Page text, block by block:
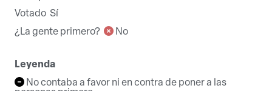
Votado Sí
¿La gente primero?
No
Leyenda
No contaba a favor ni en contra de poner a las